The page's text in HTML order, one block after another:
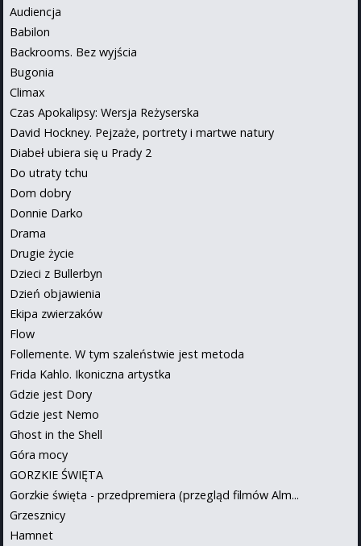
Audiencja
Babilon
Backrooms. Bez wyjścia
Bugonia
Climax
Czas Apokalipsy: Wersja Reżyserska
David Hockney. Pejzaże, portrety i martwe natury
Diabeł ubiera się u Prady 2
Do utraty tchu
Dom dobry
Donnie Darko
Drama
Drugie życie
Dzieci z Bullerbyn
Dzień objawienia
Ekipa zwierzaków
Flow
Follemente. W tym szaleństwie jest metoda
Frida Kahlo. Ikoniczna artystka
Gdzie jest Dory
Gdzie jest Nemo
Ghost in the Shell
Góra mocy
GORZKIE ŚWIĘTA
Gorzkie święta - przedpremiera (przegląd filmów Alm...
Grzesznicy
Hamnet